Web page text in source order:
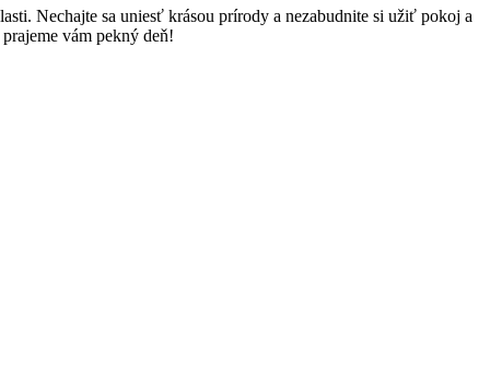
Nechajte sa uniesť krásou prírody a nezabudnite si užiť pokoj a
vám pekný deň!